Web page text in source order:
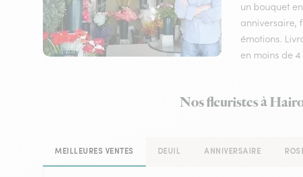
un bouquet
anniversaire,
émotions.
en moins de
Nos fleuristes à
MEILLEURES VENTES DEUIL ANNIVERSAIRE